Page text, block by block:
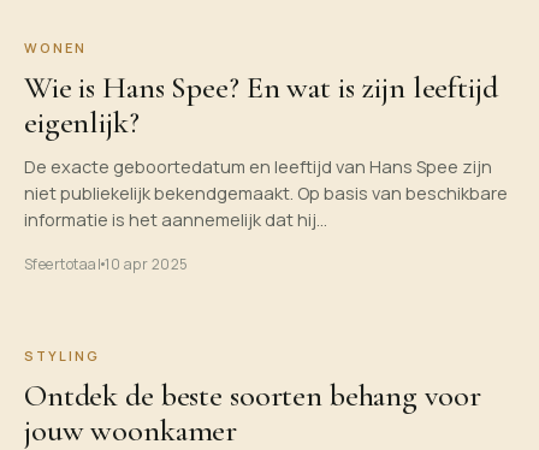
WONEN
Wie is Hans Spee? En wat is zijn leeftijd
eigenlijk?
​De exacte geboortedatum en leeftijd van Hans Spee zijn
niet publiekelijk bekendgemaakt. Op basis van beschikbare
informatie is het aannemelijk dat hij…
Sfeertotaal10 apr 2025
STYLING
Ontdek de beste soorten behang voor
jouw woonkamer